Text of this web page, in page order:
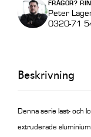
Std
utan
mängd
FRÅGOR?
Peter
0320-71
Beskrivning
Denna serie last- och
extruderade